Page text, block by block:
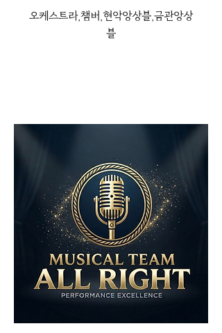
오케스트라,챔버,현악앙상블,금관앙상
블